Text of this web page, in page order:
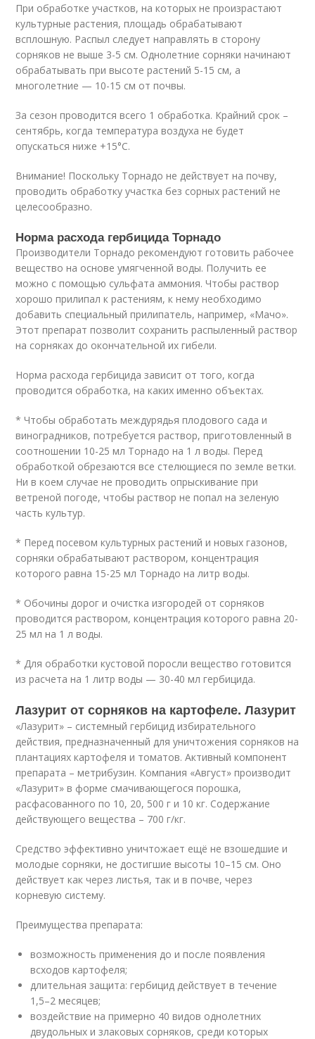
При обработке участков, на которых не произрастают
культурные растения, площадь обрабатывают
всплошную. Распыл следует направлять в сторону
сорняков не выше 3-5 см. Однолетние сорняки начинают
обрабатывать при высоте растений 5-15 см, а
многолетние — 10-15 см от почвы.
За сезон проводится всего 1 обработка. Крайний срок –
сентябрь, когда температура воздуха не будет
опускаться ниже +15°С.
Внимание! Поскольку Торнадо не действует на почву,
проводить обработку участка без сорных растений не
целесообразно.
Норма расхода гербицида Торнадо
Производители Торнадо рекомендуют готовить рабочее
вещество на основе умягченной воды. Получить ее
можно с помощью сульфата аммония. Чтобы раствор
хорошо прилипал к растениям, к нему необходимо
добавить специальный прилипатель, например, «Мачо».
Этот препарат позволит сохранить распыленный раствор
на сорняках до окончательной их гибели.
Норма расхода гербицида зависит от того, когда
проводится обработка, на каких именно объектах.
* Чтобы обработать междурядья плодового сада и
виноградников, потребуется раствор, приготовленный в
соотношении 10-25 мл Торнадо на 1 л воды. Перед
обработкой обрезаются все стелющиеся по земле ветки.
Ни в коем случае не проводить опрыскивание при
ветреной погоде, чтобы раствор не попал на зеленую
часть культур.
* Перед посевом культурных растений и новых газонов,
сорняки обрабатывают раствором, концентрация
которого равна 15-25 мл Торнадо на литр воды.
* Обочины дорог и очистка изгородей от сорняков
проводится раствором, концентрация которого равна 20-
25 мл на 1 л воды.
* Для обработки кустовой поросли вещество готовится
из расчета на 1 литр воды — 30-40 мл гербицида.
Лазурит от сорняков на картофеле. Лазурит
«Лазурит» – системный гербицид избирательного
действия, предназначенный для уничтожения сорняков на
плантациях картофеля и томатов. Активный компонент
препарата – метрибузин. Компания «Август» производит
«Лазурит» в форме смачивающегося порошка,
расфасованного по 10, 20, 500 г и 10 кг. Содержание
действующего вещества – 700 г/кг.
Средство эффективно уничтожает ещё не взошедшие и
молодые сорняки, не достигшие высоты 10–15 см. Оно
действует как через листья, так и в почве, через
корневую систему.
Преимущества препарата:
возможность применения до и после появления
всходов картофеля;
длительная защита: гербицид действует в течение
1,5–2 месяцев;
воздействие на примерно 40 видов однолетних
двудольных и злаковых сорняков, среди которых